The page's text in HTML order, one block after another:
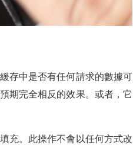
存中是否有任何請求的數據可
期完全相反的效果。或者，它
充。此操作不會以任何方式改